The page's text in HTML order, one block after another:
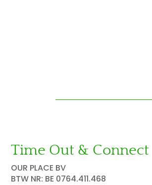
Time Out & Connect
OUR PLACE BV
BTW NR: BE 0764.411.468